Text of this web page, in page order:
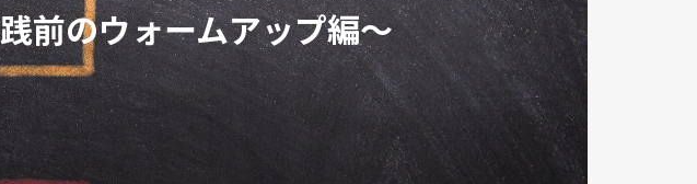
リクルート
前のウォームアップ編～